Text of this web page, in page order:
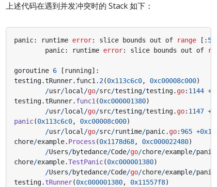
上述代码在遇到并发冲突时的 Stack 如下：
panic: runtime error: slice bounds out of range [: 5
panic: runtime error: slice bounds out of
goroutine 6 [ running]:
testing.tRunner. func1.2(0x113c6c0, 0xc00008c000)
/usr/local/go/src/testing/testing. go: 1144 +
testing.tRunner. func1(0xc000001380)
/usr/local/go/src/testing/testing. go: 1147 +
panic(0x113c6c0, 0xc00008c000)
/usr/local/go/src/runtime/panic. go: 965 +
chore/example. Process (0x1178d68, 0xc000022480)
/Users/bytedance/Code/go/chore/example/
chore/example.TestPanic(0xc000001380)
/Users/bytedance/Code/go/chore/example/
testing. tRunner(0xc000001380, 0x11557f8)